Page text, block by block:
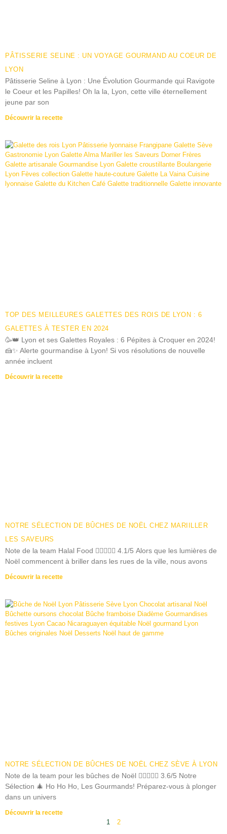
PÂTISSERIE SELINE : UN VOYAGE GOURMAND AU COEUR DE
LYON
Pâtisserie Seline à Lyon : Une Évolution Gourmande qui Ravigote
le Coeur et les Papilles! Oh la la, Lyon, cette ville éternellement
jeune par son
Découvrir la recette
TOP DES MEILLEURES GALETTES DES ROIS DE LYON : 6
GALETTES À TESTER EN 2024
🥳👑 Lyon et ses Galettes Royales : 6 Pépites à Croquer en 2024!
🍰✨ Alerte gourmandise à Lyon! Si vos résolutions de nouvelle
année incluent
Découvrir la recette
NOTRE SÉLECTION DE BÛCHES DE NOËL CHEZ MARIILLER
LES SAVEURS
Note de la team Halal Food  4.1/5 Alors que les lumières de
Noël commencent à briller dans les rues de la ville, nous avons
Découvrir la recette
NOTRE SÉLECTION DE BÛCHES DE NOËL CHEZ SÈVE À LYON
Note de la team pour les bûches de Noël  3.6/5 Notre
Sélection 🎄 Ho Ho Ho, Les Gourmands! Préparez-vous à plonger
dans un univers
Découvrir la recette
1 2